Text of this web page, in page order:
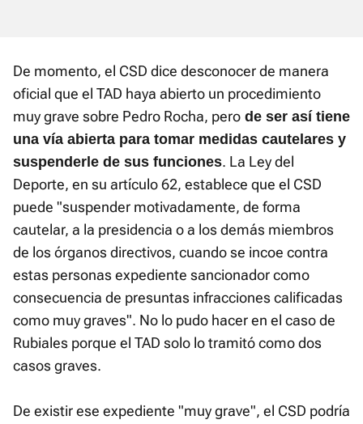
De momento, el CSD dice desconocer de manera
oficial que el TAD haya abierto un procedimiento
muy grave sobre Pedro Rocha, pero de ser así tiene
una vía abierta para tomar medidas cautelares y
suspenderle de sus funciones. La Ley del
Deporte, en su artículo 62, establece que el CSD
puede "suspender motivadamente, de forma
cautelar, a la presidencia o a los demás miembros
de los órganos directivos, cuando se incoe contra
estas personas expediente sancionador como
consecuencia de presuntas infracciones calificadas
como muy graves". No lo pudo hacer en el caso de
Rubiales porque el TAD solo lo tramitó como dos
casos graves.
De existir ese expediente "muy grave", el CSD podría